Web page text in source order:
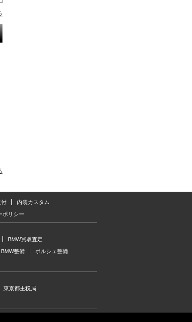
付
内装カスタム
ポリシー
BMW買取査定
BMW整備
ポルシェ整備
東京都主税局